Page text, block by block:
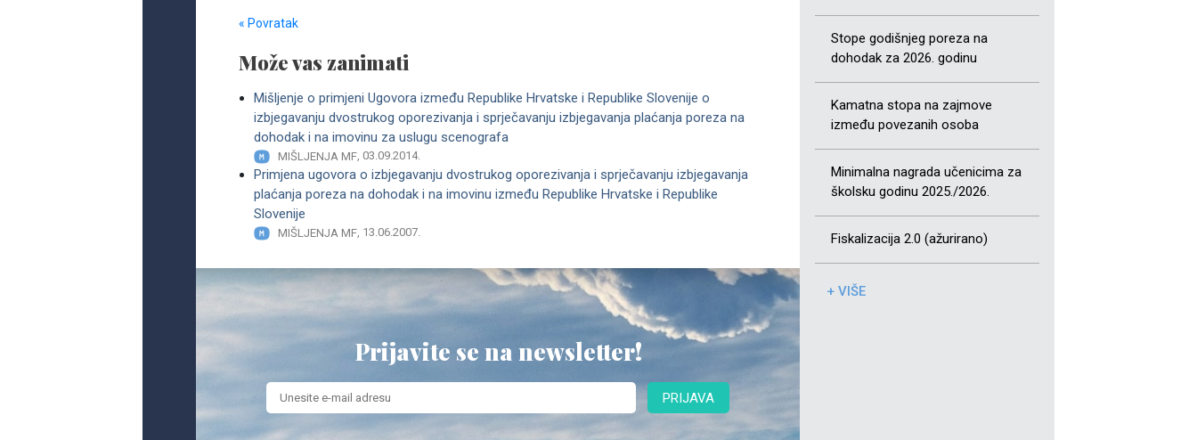
Stope godišnjeg poreza na
dohodak za 2026. godinu
Kamatna stopa na zajmove
između povezanih osoba
Minimalna nagrada učenicima za
školsku godinu 2025./2026.
Fiskalizacija 2.0 (ažurirano)
+ VIŠE
« Povratak
Može vas zanimati
Mišljenje o primjeni Ugovora između Republike Hrvatske i Republike Slovenije o
izbjegavanju dvostrukog oporezivanja i sprječavanju izbjegavanja plaćanja poreza na
dohodak i na imovinu za uslugu scenografa
MIŠLJENJA MF, 03.09.2014.
Primjena ugovora o izbjegavanju dvostrukog oporezivanja i sprječavanju izbjegavanja
plaćanja poreza na dohodak i na imovinu između Republike Hrvatske i Republike
Slovenije
MIŠLJENJA MF, 13.06.2007.
Prijavite se na newsletter!
PRIJAVA